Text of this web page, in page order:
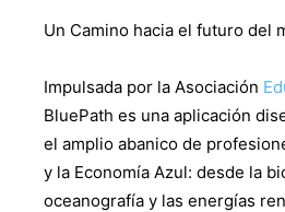
Un Camino hacia el futuro del
Impulsada por la Asociación
BluePath es una aplicación
el amplio abanico de
y la Economía Azul: desde la
oceanografía y las energías